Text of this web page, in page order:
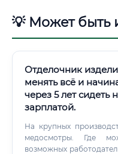
💡 Может быть
Отделочник
менять всё и
через 5 лет сидеть
зарплатой.
На крупных
медосмотры. Где
возможных